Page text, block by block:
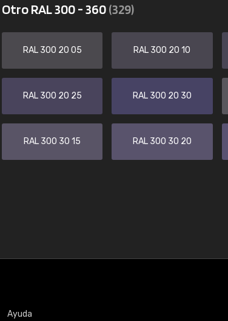
Otro RAL 300 - 360(329)
RAL 300 20 05 RAL 300 20 10
RAL 300 20 25 RAL 300 20 30
RAL 300 30 15 RAL 300 30 20
Ayuda